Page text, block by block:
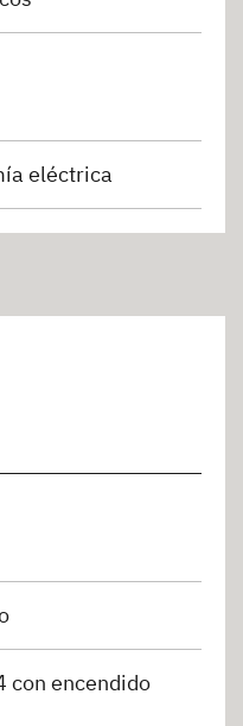
eléctrica
con encendido